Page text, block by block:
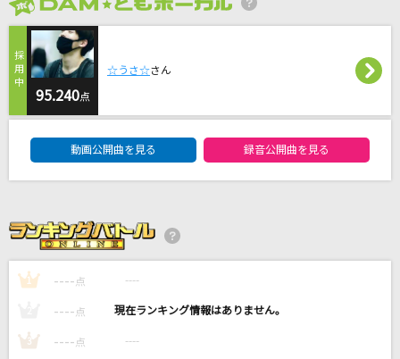
ずっと真夜中でいいのに。
[生音]I LOVE YOU
尾崎豊
back number
くるみ
Mr.Children
勿忘草
95.240点
☆うさ☆さん
動画公開曲を見る 録音公開曲を見る
1 ---- 点 ----
---- 点 ----
3 ---- 点 ----